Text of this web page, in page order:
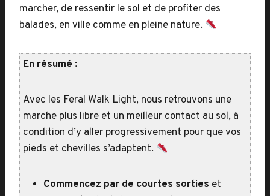
marcher, de ressentir le sol et de profiter des
balades, en ville comme en pleine nature.
En résumé :
Avec les Feral Walk Light, nous retrouvons une
marche plus libre et un meilleur contact au sol, à
condition d’y aller progressivement pour que vos
pieds et chevilles s’adaptent.
Commencez par de courtes sorties et